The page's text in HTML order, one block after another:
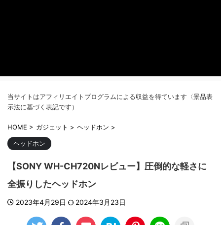
当サイトはアフィリエイトプログラムによる収益を得ています〈景品表
示法に基づく表記です）
HOME > ガジェット > ヘッドホン >
ヘッドホン
【SONY WH-CH720Nレビュー】圧倒的な軽さに
全振りしたヘッドホン
2023年4月29日 2024年3月23日